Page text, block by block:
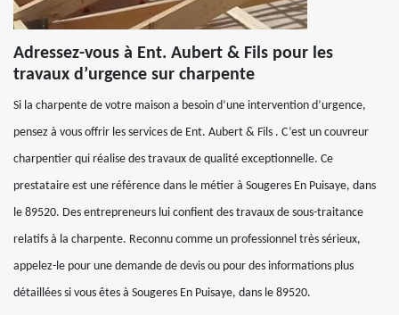
Adressez-vous à Ent. Aubert & Fils pour les
travaux d’urgence sur charpente
Si la charpente de votre maison a besoin d’une intervention d’urgence,
pensez à vous offrir les services de Ent. Aubert & Fils . C’est un couvreur
charpentier qui réalise des travaux de qualité exceptionnelle. Ce
prestataire est une référence dans le métier à Sougeres En Puisaye, dans
le 89520. Des entrepreneurs lui confient des travaux de sous-traitance
relatifs à la charpente. Reconnu comme un professionnel très sérieux,
appelez-le pour une demande de devis ou pour des informations plus
détaillées si vous êtes à Sougeres En Puisaye, dans le 89520.